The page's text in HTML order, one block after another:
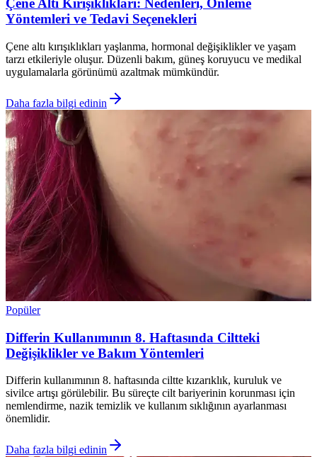
Çene Altı Kırışıklıkları: Nedenleri, Önleme
Yöntemleri ve Tedavi Seçenekleri
Çene altı kırışıklıkları yaşlanma, hormonal değişiklikler ve yaşam
tarzı etkileriyle oluşur. Düzenli bakım, güneş koruyucu ve medikal
uygulamalarla görünümü azaltmak mümkündür.
Daha fazla bilgi edinin
Popüler
Differin Kullanımının 8. Haftasında Ciltteki
Değişiklikler ve Bakım Yöntemleri
Differin kullanımının 8. haftasında ciltte kızarıklık, kuruluk ve
sivilce artışı görülebilir. Bu süreçte cilt bariyerinin korunması için
nemlendirme, nazik temizlik ve kullanım sıklığının ayarlanması
önemlidir.
Daha fazla bilgi edinin